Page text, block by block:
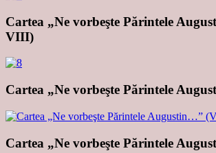
Cartea „Ne vorbeşte Părintele
VIII)
Cartea „Ne vorbeşte Părintele
Cartea „Ne vorbeşte Părintele